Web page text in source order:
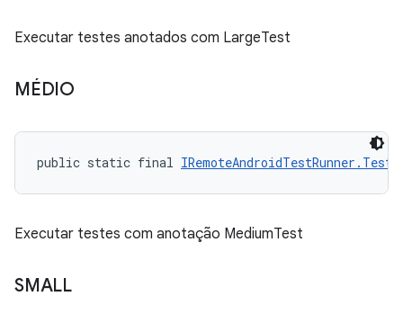
Executar testes anotados com LargeTest
MÉDIO
public static final
Executar testes com anotação MediumTest
SMALL